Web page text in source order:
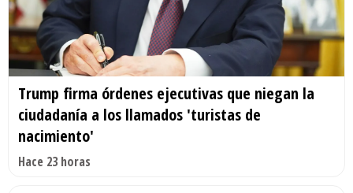
Trump firma órdenes ejecutivas que niegan la
ciudadanía a los llamados 'turistas de
nacimiento'
Hace 23 horas